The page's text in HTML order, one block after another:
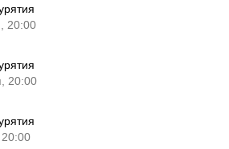
20:00
20:00